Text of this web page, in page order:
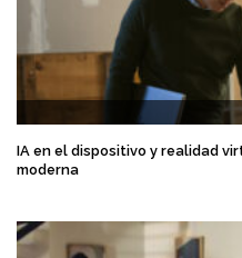
IA en el dispositivo y realidad
moderna